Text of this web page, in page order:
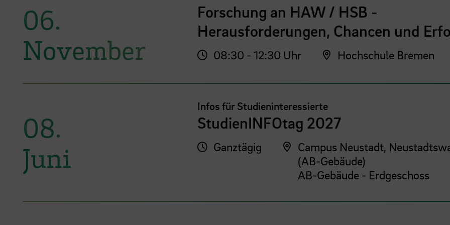
06.
November
Forschung an HAW / HSB -
Herausforderungen, Chancen und
08:30 - 12:30 Uhr Hochschule Bremen
08.
Juni
Infos für Studieninteressierte
StudienINFOtag 2027
Ganztägig
Campus Neustadt,
(AB-Gebäude)
AB-Gebäude - Erdgeschoss